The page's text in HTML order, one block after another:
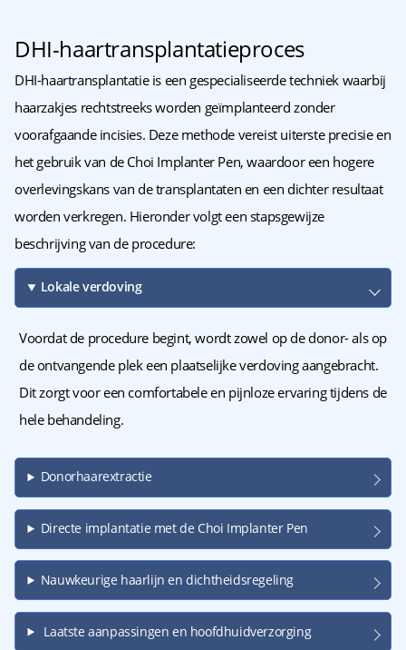
DHI-haartransplantatieproces
DHI-haartransplantatie is een gespecialiseerde techniek waarbij
haarzakjes rechtstreeks worden geïmplanteerd zonder
voorafgaande incisies. Deze methode vereist uiterste precisie en
het gebruik van de Choi Implanter Pen, waardoor een hogere
overlevingskans van de transplantaten en een dichter resultaat
worden verkregen. Hieronder volgt een stapsgewijze
beschrijving van de procedure:
Lokale verdoving
Voordat de procedure begint, wordt zowel op de donor- als op
de ontvangende plek een plaatselijke verdoving aangebracht.
Dit zorgt voor een comfortabele en pijnloze ervaring tijdens de
hele behandeling.
Donorhaarextractie
Directe implantatie met de Choi Implanter Pen
Nauwkeurige haarlijn en dichtheidsregeling
Laatste aanpassingen en hoofdhuidverzorging